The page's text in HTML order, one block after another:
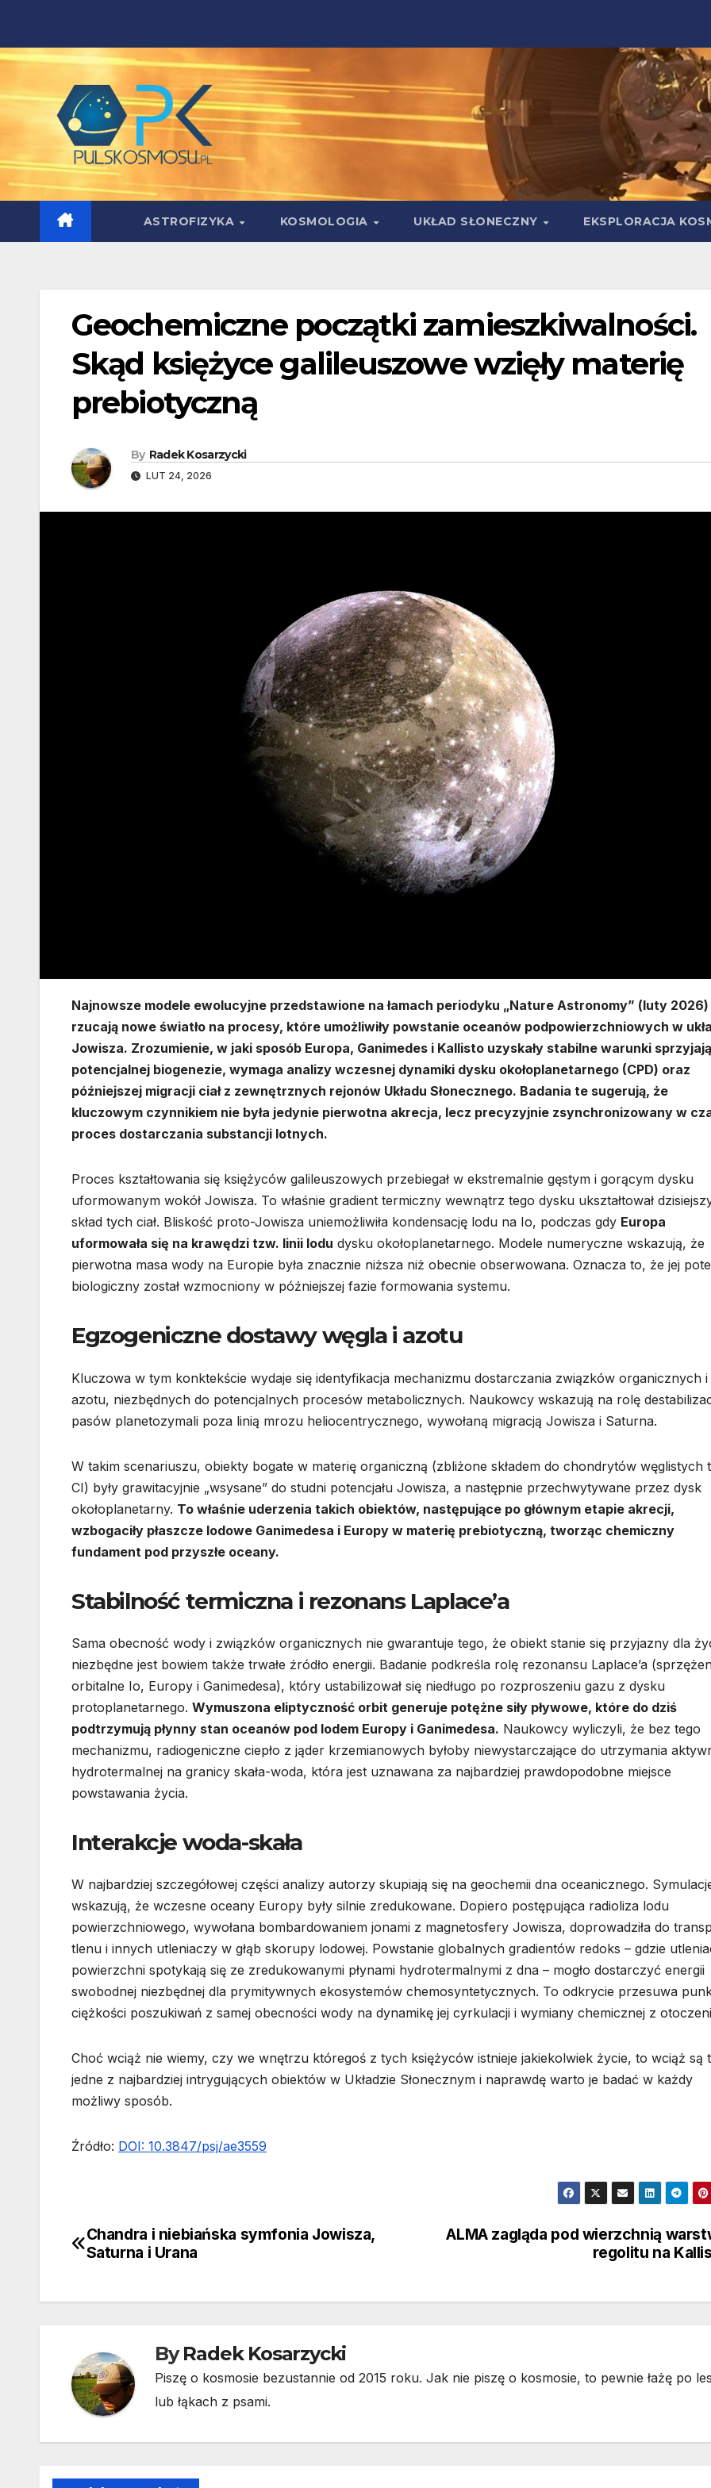
content
ASTROFIZYKA KOSMOLOGIA UKŁAD SŁONECZNY EKSPLORACJA
Geochemiczne początki zamieszkiwalności.
Skąd księżyce galileuszowe wzięły materię
prebiotyczną
By Radek Kosarzycki
LUT 24, 2026
Najnowsze modele ewolucyjne przedstawione na łamach periodyku „Nature Astronomy” (luty 2026)
rzucają nowe światło na procesy, które umożliwiły powstanie oceanów podpowierzchniowych w
Jowisza. Zrozumienie, w jaki sposób Europa, Ganimedes i Kallisto uzyskały stabilne warunki
potencjalnej biogenezie, wymaga analizy wczesnej dynamiki dysku okołoplanetarnego (CPD) oraz
późniejszej migracji ciał z zewnętrznych rejonów Układu Słonecznego. Badania te sugerują, że
kluczowym czynnikiem nie była jedynie pierwotna akrecja, lecz precyzyjnie zsynchronizowany w
proces dostarczania substancji lotnych.
Proces kształtowania się księżyców galileuszowych przebiegał w ekstremalnie gęstym i gorącym dysku
uformowanym wokół Jowisza. To właśnie gradient termiczny wewnątrz tego dysku ukształtował
skład tych ciał. Bliskość proto-Jowisza uniemożliwiła kondensację lodu na Io, podczas gdy Europa
uformowała się na krawędzi tzw. linii lodu dysku okołoplanetarnego. Modele numeryczne wskazują, że
pierwotna masa wody na Europie była znacznie niższa niż obecnie obserwowana. Oznacza to, że jej
biologiczny został wzmocniony w późniejszej fazie formowania systemu.
Egzogeniczne dostawy węgla i azotu
Kluczowa w tym konktekście wydaje się identyfikacja mechanizmu dostarczania związków organicznych i
azotu, niezbędnych do potencjalnych procesów metabolicznych. Naukowcy wskazują na rolę
pasów planetozymali poza linią mrozu heliocentrycznego, wywołaną migracją Jowisza i Saturna.
W takim scenariuszu, obiekty bogate w materię organiczną (zbliżone składem do chondrytów węglistych
CI) były grawitacyjnie „wsysane” do studni potencjału Jowisza, a następnie przechwytywane przez dysk
okołoplanetarny. To właśnie uderzenia takich obiektów, następujące po głównym etapie akrecji,
wzbogaciły płaszcze lodowe Ganimedesa i Europy w materię prebiotyczną, tworząc chemiczny
fundament pod przyszłe oceany.
Stabilność termiczna i rezonans Laplace’a
Sama obecność wody i związków organicznych nie gwarantuje tego, że obiekt stanie się przyjazny dla
niezbędne jest bowiem także trwałe źródło energii. Badanie podkreśla rolę rezonansu Laplace’a
orbitalne Io, Europy i Ganimedesa), który ustabilizował się niedługo po rozproszeniu gazu z dysku
protoplanetarnego. Wymuszona eliptyczność orbit generuje potężne siły pływowe, które do dziś
podtrzymują płynny stan oceanów pod lodem Europy i Ganimedesa. Naukowcy wyliczyli, że bez tego
mechanizmu, radiogeniczne ciepło z jąder krzemianowych byłoby niewystarczające do utrzymania
hydrotermalnej na granicy skała-woda, która jest uznawana za najbardziej prawdopodobne miejsce
powstawania życia.
Interakcje woda-skała
W najbardziej szczegółowej części analizy autorzy skupiają się na geochemii dna oceanicznego.
wskazują, że wczesne oceany Europy były silnie zredukowane. Dopiero postępująca radioliza lodu
powierzchniowego, wywołana bombardowaniem jonami z magnetosfery Jowisza, doprowadziła do
tlenu i innych utleniaczy w głąb skorupy lodowej. Powstanie globalnych gradientów redoks – gdzie
powierzchni spotykają się ze zredukowanymi płynami hydrotermalnymi z dna – mogło dostarczyć energii
swobodnej niezbędnej dla prymitywnych ekosystemów chemosyntetycznych. To odkrycie przesuwa
ciężkości poszukiwań z samej obecności wody na dynamikę jej cyrkulacji i wymiany chemicznej z
Choć wciąż nie wiemy, czy we wnętrzu któregoś z tych księżyców istnieje jakiekolwiek życie, to wciąż są
jedne z najbardziej intrygujących obiektów w Układzie Słonecznym i naprawdę warto je badać w każdy
możliwy sposób.
Źródło: DOI: 10.3847/psj/ae3559
Nawigacja
ALMA zagląda pod wierzchnią
regolitu na
Chandra i niebiańska symfonia Jowisza,
Saturna i Urana
ByRadek Kosarzycki
Piszę o kosmosie bezustannie od 2015 roku. Jak nie piszę o kosmosie, to pewnie łażę po
lub łąkach z psami.